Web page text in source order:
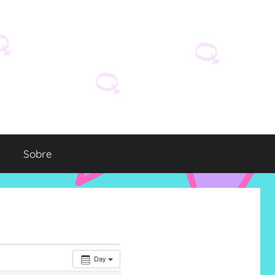
Sobre
Day